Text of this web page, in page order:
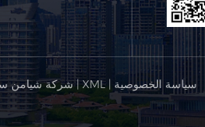
© شركة شيامن|XML| سياسة الخصوصية